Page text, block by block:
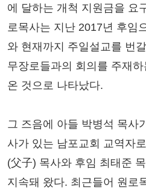
에 달하는 개척 지원금을 요
로목사는 지난 2017년 후임
와 현재까지 주일설교를 번
무장로들과의 회의를 주재
온 것으로 나타났다.
그 즈음에 아들 박병석 목사
사가 있는 남포교회 교역자
(父子) 목사와 후임 최태준
지속돼 왔다. 최근들어 원로